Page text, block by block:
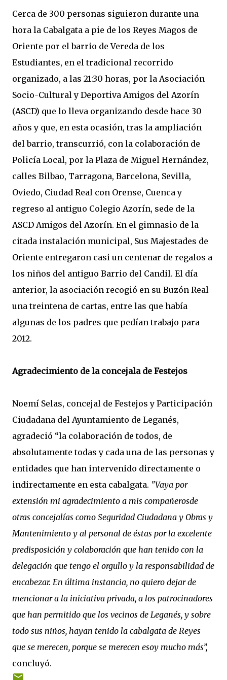
Cerca de 300 personas siguieron durante una
hora la Cabalgata a pie de los Reyes Magos de
Oriente por el barrio de Vereda de los
Estudiantes, en el tradicional recorrido
organizado, a las 21:30 horas, por la Asociación
Socio-Cultural y Deportiva Amigos del Azorín
(ASCD) que lo lleva organizando desde hace 30
años y que, en esta ocasión, tras la ampliación
del barrio, transcurrió, con la colaboración de
Policía Local, por la Plaza de Miguel Hernández,
calles Bilbao, Tarragona, Barcelona, Sevilla,
Oviedo, Ciudad Real con Orense, Cuenca y
regreso al antiguo Colegio Azorín, sede de la
ASCD Amigos del Azorín. En el gimnasio de la
citada instalación municipal, Sus Majestades de
Oriente entregaron casi un centenar de regalos a
los niños del antiguo Barrio del Candil. El día
anterior, la asociación recogió en su Buzón Real
una treintena de cartas, entre las que había
algunas de los padres que pedían trabajo para
2012.
Agradecimiento de la concejala de Festejos
Noemí Selas, concejal de Festejos y Participación
Ciudadana del Ayuntamiento de Leganés,
agradeció “la colaboración de todos, de
absolutamente todas y cada una de las personas y
entidades que han intervenido directamente o
indirectamente en esta cabalgata. "Vaya por
extensión mi agradecimiento a mis compañerosde
otras concejalías como Seguridad Ciudadana y Obras y
Mantenimiento y al personal de éstas por la excelente
predisposición y colaboración que han tenido con la
delegación que tengo el orgullo y la responsabilidad de
encabezar. En última instancia, no quiero dejar de
mencionar a la iniciativa privada, a los patrocinadores
que han permitido que los vecinos de Leganés, y sobre
todo sus niños, hayan tenido la cabalgata de Reyes
que se merecen, porque se merecen esoy mucho más”,
concluyó.